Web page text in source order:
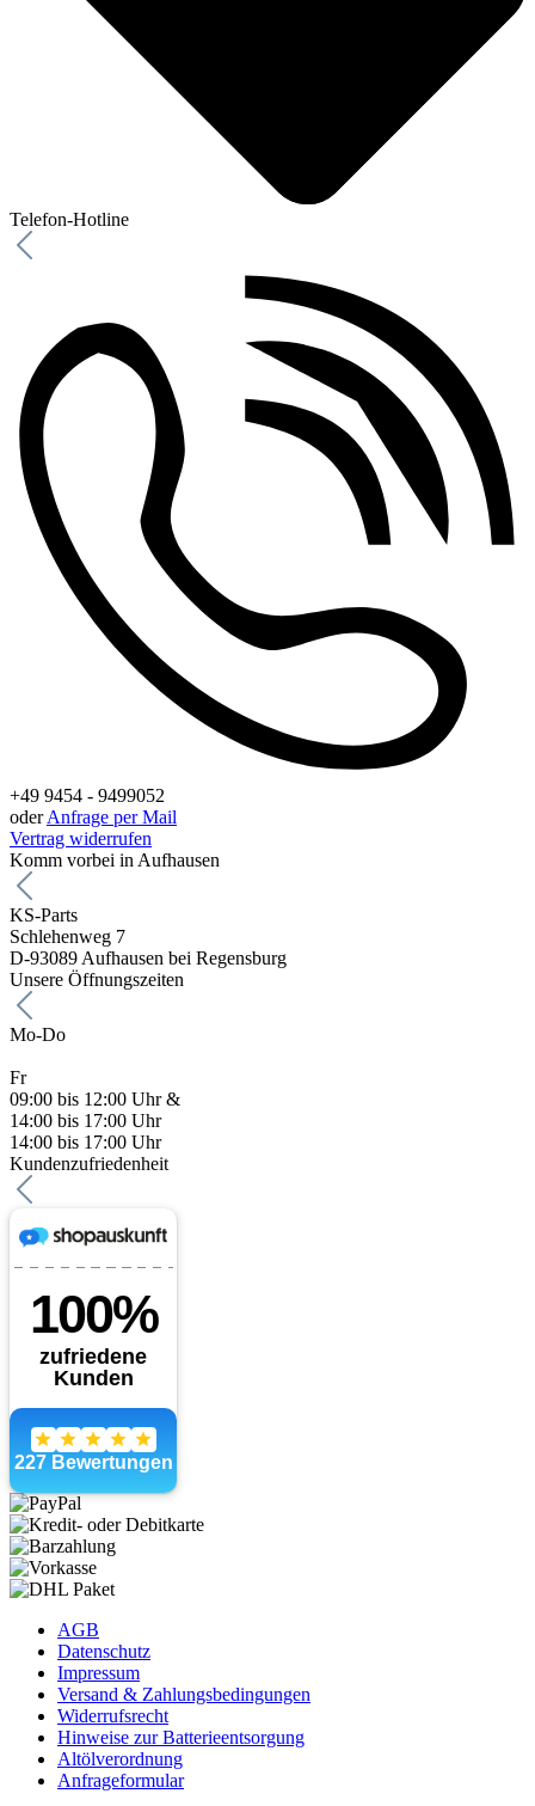
Telefon-Hotline
+49 9454 - 9499052
oderAnfrage per Mail
Vertrag widerrufen
Komm vorbei in Aufhausen
KS-Parts
Schlehenweg 7
D-93089 Aufhausen bei Regensburg
Unsere Öffnungszeiten
Mo-Do
Fr
09:00 bis 12:00 Uhr &
14:00 bis 17:00 Uhr
14:00 bis 17:00 Uhr
Kundenzufriedenheit
AGB
Datenschutz
Impressum
Versand & Zahlungsbedingungen
Widerrufsrecht
Hinweise zur Batterieentsorgung
Altölverordnung
Anfrageformular